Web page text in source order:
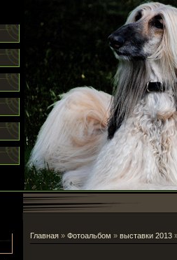
Главная » Фотоальбом » выставки 2013